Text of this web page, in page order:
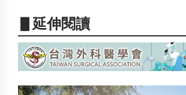
▋延伸閱讀